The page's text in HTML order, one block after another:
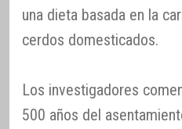
una dieta basada en la
cerdos domesticados.
Los investigadores
500 años del